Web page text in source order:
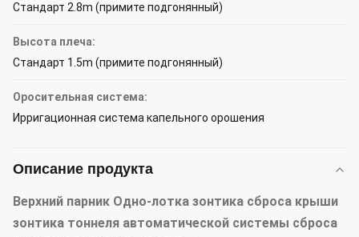
Стандарт 2.8m (примите подгонянный)
Высота плеча:
Стандарт 1.5m (примите подгонянный)
Оросительная система:
Ирригационная система капельного орошения
Описание продукта
Верхний парник Одно-лотка зонтика сброса крыши
зонтика тоннеля автоматической системы сброса